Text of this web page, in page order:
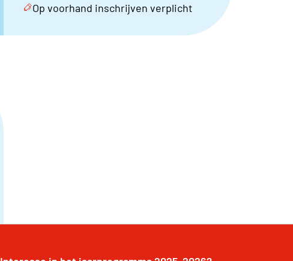
Op voorhand inschrijven verplicht